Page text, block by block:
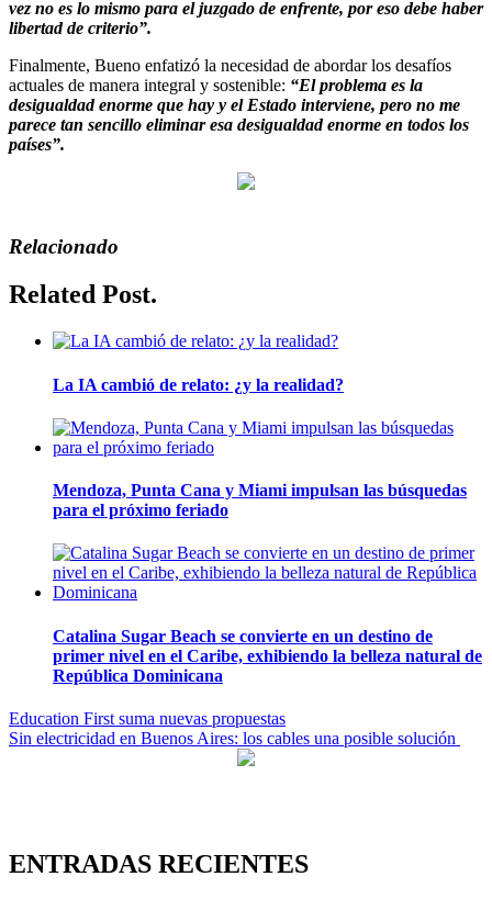
vez no es lo mismo para el juzgado de enfrente, por eso debe haber
libertad de criterio”.
Finalmente, Bueno enfatizó la necesidad de abordar los desafíos
actuales de manera integral y sostenible: “El problema es la
desigualdad enorme que hay y el Estado interviene, pero no me
parece tan sencillo eliminar esa desigualdad enorme en todos los
países”.
Relacionado
Related Post.
La IA cambió de relato: ¿y la realidad?
Mendoza, Punta Cana y Miami impulsan las búsquedas
para el próximo feriado
Catalina Sugar Beach se convierte en un destino de
primer nivel en el Caribe, exhibiendo la belleza natural de
República Dominicana
Navegación
de
Education First suma nuevas propuestas
Sin electricidad en Buenos Aires: los cables una posible solución
ENTRADAS RECIENTES